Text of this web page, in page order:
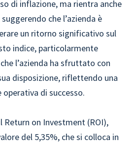
di inflazione, ma rientra anche
che l’azienda è
un ritorno significativo sul
indice, particolarmente
l’azienda ha sfruttato con
disposizione, riflettendo una
di successo.
Return on Investment (ROI),
del 5,35%, che si colloca in